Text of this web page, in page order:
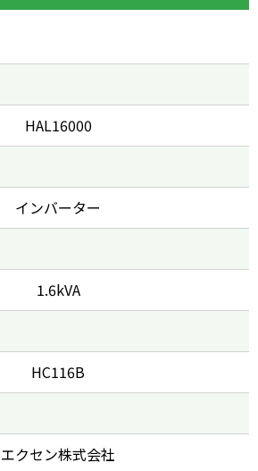
HAL16000
インバーター
1.6kVA
HC116B
エクセン株式会社